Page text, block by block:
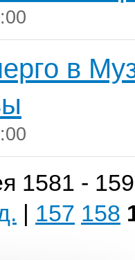
в
1581 -
| 157 158